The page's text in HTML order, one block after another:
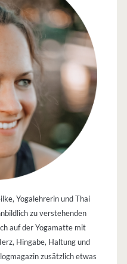
Yogalehrerin und Thai
zu verstehenden
auf der Yogamatte mit
Hingabe, Haltung und
zusätzlich etwas